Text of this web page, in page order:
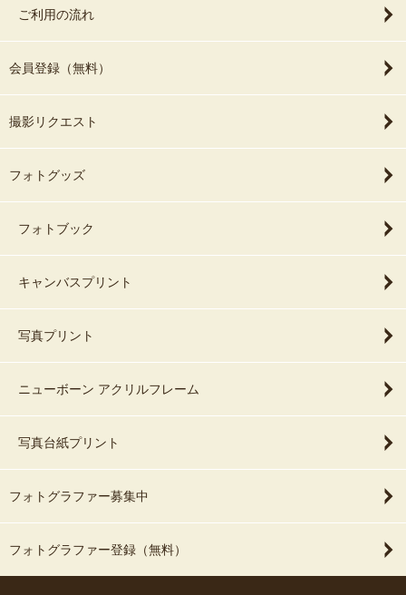
ご利用の流れ
会員登録（無料）
撮影リクエスト
フォトグッズ
フォトブック
キャンバスプリント
写真プリント
ニューボーン アクリルフレーム
写真台紙プリント
フォトグラファー募集中
フォトグラファー登録（無料）